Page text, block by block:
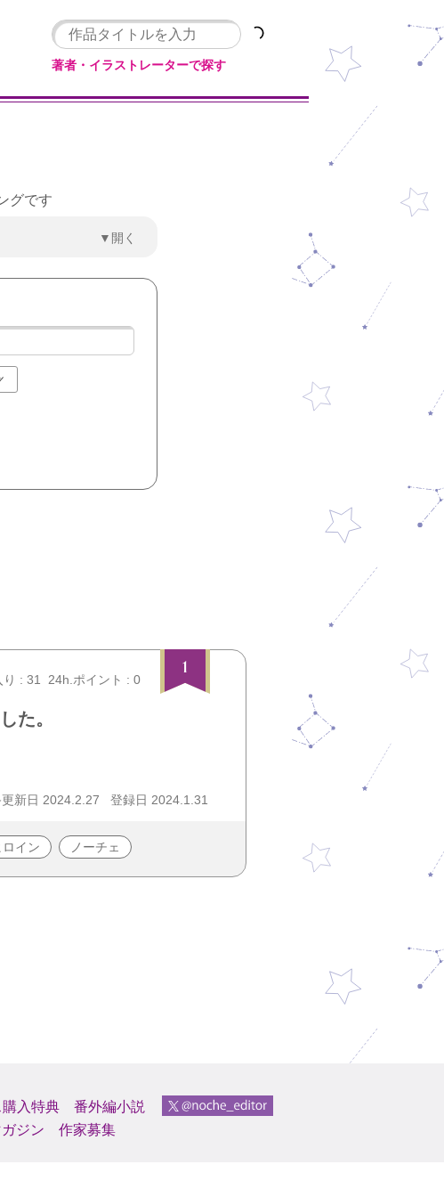
著者・イラストレーターで探す
グです
▼開く
1
: 31 24h.ポイント : 0
た。
新日 2024.2.27 登録日 2024.1.31
イン ノーチェ
入特典
番外編小説
ジン
作家募集